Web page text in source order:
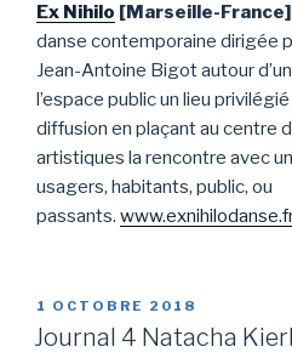
Ex Nihilo [Marseille-France]
danse contemporaine dirigée
Jean-Antoine Bigot autour
l’espace public un lieu
diffusion en plaçant au centre
artistiques la rencontre avec
usagers, habitants, public, ou
passants.
PUBLIÉ
LE
1 OCTOBRE 2018
Journal 4 Natacha